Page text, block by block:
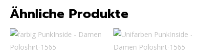
Ähnliche Produkte